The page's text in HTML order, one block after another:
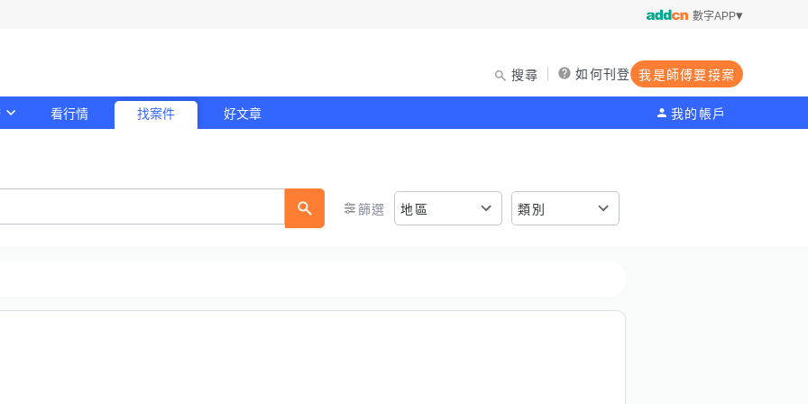
數字APP
搜尋 如何刊登 我是師傅要接案
看行情 找案件 好文章 我的帳戶
篩選 地區 類別